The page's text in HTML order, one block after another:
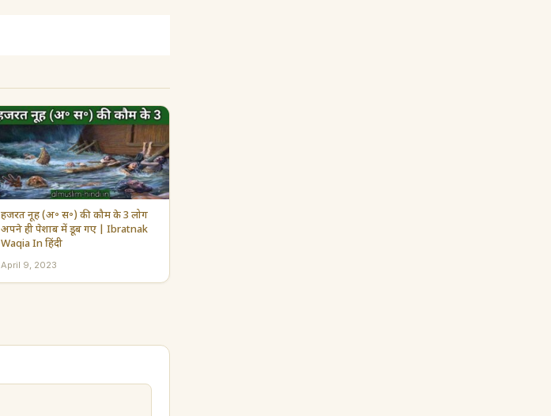
हजरत नूह (अ॰ स॰) की कौम के 3 लोग
अपने ही पेशाब में डूब गए | Ibratnak
Waqia In हिंदी
April 9, 2023